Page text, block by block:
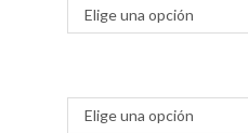
Elige una opción
Elige una opción